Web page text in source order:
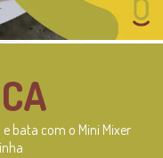
bata com o Mini Mixer